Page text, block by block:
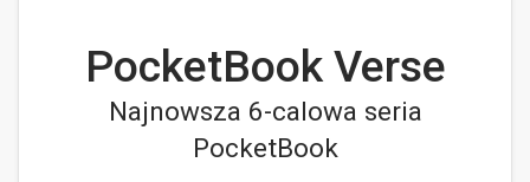
PocketBook Verse
Najnowsza 6-calowa seria
PocketBook